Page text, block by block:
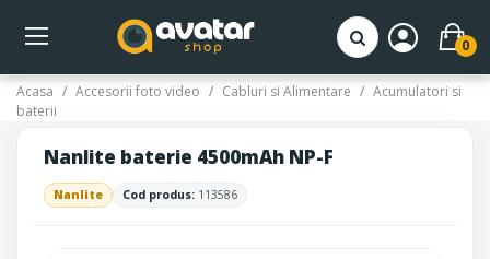
0
Acasa Accesorii foto video Cabluri si Alimentare
Acumulatori si
baterii
Nanlite baterie 4500mAh NP-F
Nanlite Cod produs: 113586